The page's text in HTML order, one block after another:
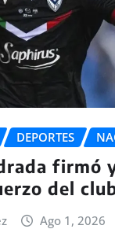
DEPORTES
firmó
del
Ago 1, 2026